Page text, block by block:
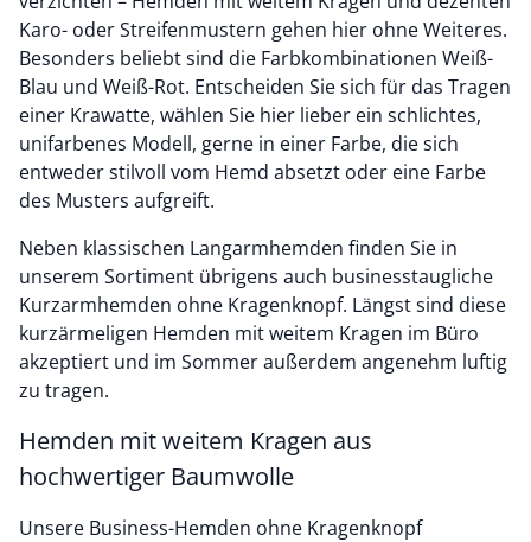
Karo- oder Streifenmustern gehen hier ohne Weiteres.
Besonders beliebt sind die Farbkombinationen Weiß-
Blau und Weiß-Rot. Entscheiden Sie sich für das Tragen
einer Krawatte, wählen Sie hier lieber ein schlichtes,
unifarbenes Modell, gerne in einer Farbe, die sich
entweder stilvoll vom Hemd absetzt oder eine Farbe
des Musters aufgreift.
Neben klassischen Langarmhemden finden Sie in
unserem Sortiment übrigens auch businesstaugliche
Kurzarmhemden ohne Kragenknopf. Längst sind diese
kurzärmeligen Hemden mit weitem Kragen im Büro
akzeptiert und im Sommer außerdem angenehm luftig
zu tragen.
Hemden mit weitem Kragen aus
hochwertiger Baumwolle
Unsere Business-Hemden ohne Kragenknopf